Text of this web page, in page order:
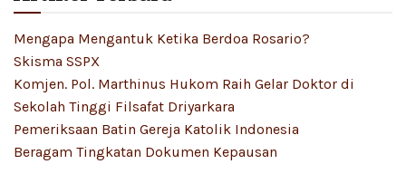
Mengapa Mengantuk Ketika Berdoa Rosario?
Skisma SSPX
Komjen. Pol. Marthinus Hukom Raih Gelar Doktor di
Sekolah Tinggi Filsafat Driyarkara
Pemeriksaan Batin Gereja Katolik Indonesia
Beragam Tingkatan Dokumen Kepausan